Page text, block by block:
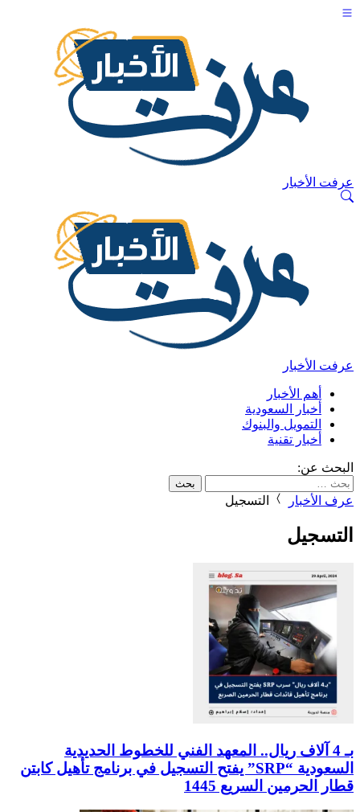
عرفت الأخبار
عرفت الأخبار
أهم الأخبار
أخبار السعودية
التمويل والبنوك
أخبار تقنية
البحث عن:
عرف الأخبار التسجيل
التسجيل
بـ 4 آلاف ريال.. المعهد الفني للخطوط الحديدية
السعودية “SRP” يفتح التسجيل في برنامج تأهيل كابتن
قطار الحرمين السريع 1445